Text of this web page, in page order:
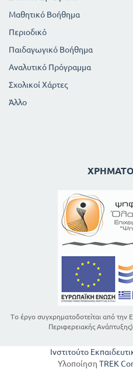
Μαθητικό Βοήθημα
Περιοδικό
Παιδαγωγικό Βοήθημα
Αναλυτικό Πρόγραμμα
Σχολικοί Χάρτες
Άλλο
Το έργο συγχρηματοδοτείται από
Περιφερειακής
Ινστιτούτο
Υλοποίηση TREK